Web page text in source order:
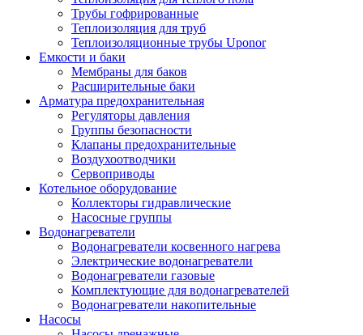
Трубы гофрированные
Теплоизоляция для труб
Теплоизоляционные трубы Uponor
Емкости и баки
Мембраны для баков
Расширительные баки
Арматура предохранительная
Регуляторы давления
Группы безопасности
Клапаны предохранительные
Воздухоотводчики
Сервоприводы
Котельное оборудование
Коллекторы гидравлические
Насосные группы
Водонагреватели
Водонагреватели косвенного нагрева
Электрические водонагреватели
Водонагреватели газовые
Комплектующие для водонагревателей
Водонагреватели накопительные
Насосы